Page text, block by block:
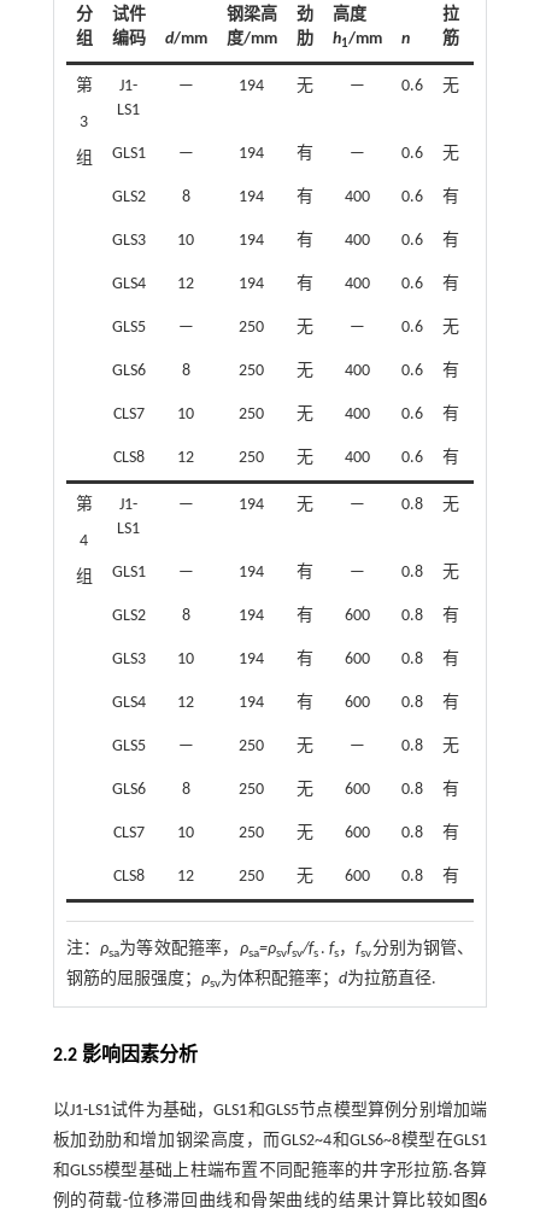
分
组
试件
编码
d/mm
钢梁高
度/mm
劲
肋
高度
h1/mm n
拉
筋
第
3
组
J1-
LS1
— 194 无 — 0.6 无
GLS1 — 194 有 — 0.6 无
GLS2 8 194 有 400 0.6 有
GLS3 10 194 有 400 0.6 有
GLS4 12 194 有 400 0.6 有
GLS5 — 250 无 — 0.6 无
GLS6 8 250 无 400 0.6 有
CLS7 10 250 无 400 0.6 有
CLS8 12 250 无 400 0.6 有
第
4
组
J1-
LS1
— 194 无 — 0.8 无
GLS1 — 194 有 — 0.8 无
GLS2 8 194 有 600 0.8 有
GLS3 10 194 有 600 0.8 有
GLS4 12 194 有 600 0.8 有
GLS5 — 250 无 — 0.8 无
GLS6 8 250 无 600 0.8 有
CLS7 10 250 无 600 0.8 有
CLS8 12 250 无 600 0.8 有
注： ρsa为等效配箍率， ρsa=ρsvfsv/fs . fs，fsv分别为钢管、
钢筋的屈服强度； ρsv为体积配箍率； d为拉筋直径.
2.2 影响因素分析
以J1-LS1试件为基础，GLS1和GLS5节点模型算例分别增加端
板加劲肋和增加钢梁高度，而GLS2~4和GLS6~8模型在GLS1
和GLS5模型基础上柱端布置不同配箍率的井字形拉筋.各算
例的荷载-位移滞回曲线和骨架曲线的结果计算比较如 图6